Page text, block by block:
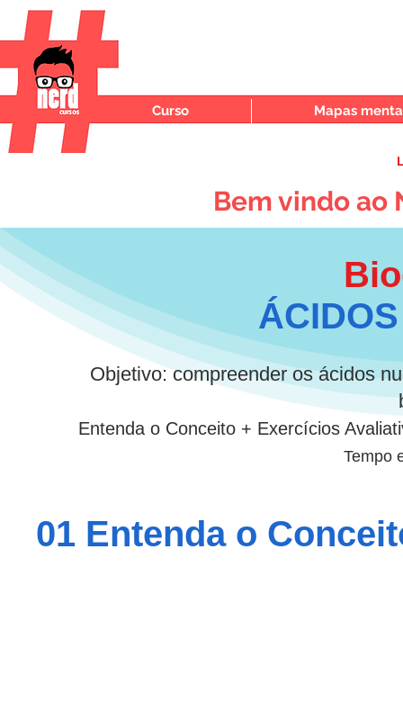
Curso Mapas
Bem vindo ao
Objetivo: compreender os ácidos
Entenda o Conceito + Exercícios
Tempo
01 Entenda o